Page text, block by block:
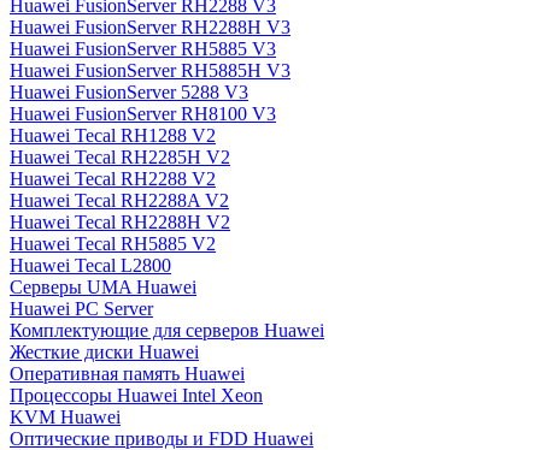
Huawei FusionServer RH2288 V3
Huawei FusionServer RH2288H V3
Huawei FusionServer RH5885 V3
Huawei FusionServer RH5885H V3
Huawei FusionServer 5288 V3
Huawei FusionServer RH8100 V3
Huawei Tecal RH1288 V2
Huawei Tecal RH2285H V2
Huawei Tecal RH2288 V2
Huawei Tecal RH2288A V2
Huawei Tecal RH2288H V2
Huawei Tecal RH5885 V2
Huawei Tecal L2800
Серверы UMA Huawei
Huawei PC Server
Комплектующие для серверов Huawei
Жесткие диски Huawei
Оперативная память Huawei
Процессоры Huawei Intel Xeon
KVM Huawei
Оптические приводы и FDD Huawei